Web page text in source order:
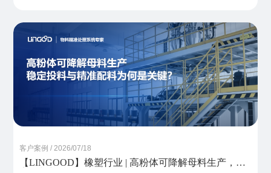
客户案例 / 2026/07/18
【LINGOOD】橡塑行业 | 高粉体可降解母料生产，稳